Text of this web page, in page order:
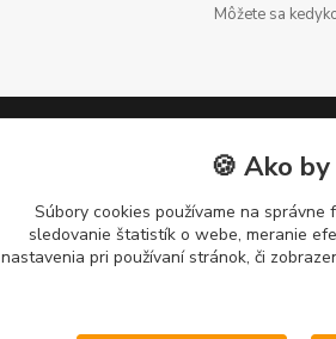
Môžete sa
Najčítanejšie na blogu
Požičovňa motocyklov
Miliónta vyrobená štvorkolka
CFMOTO má majstra sveta v
🍪 Ako
Súbory cookies používame na
sledovanie štatistík o webe, meranie
nastavenia pri používaní stránok, či